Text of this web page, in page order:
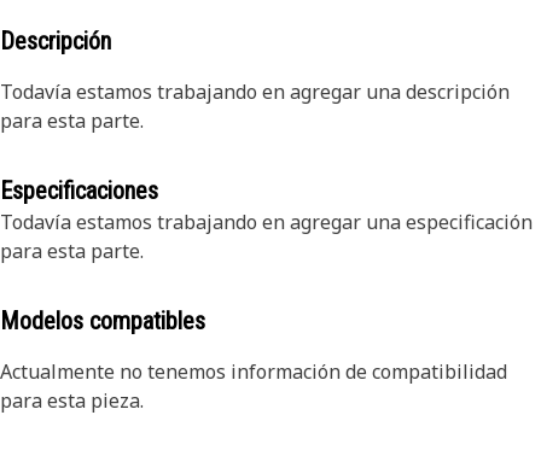
Descripción
Todavía estamos trabajando en agregar una descripción
para esta parte.
Especificaciones
Todavía estamos trabajando en agregar una especificación
para esta parte.
Modelos compatibles
Actualmente no tenemos información de compatibilidad
para esta pieza.